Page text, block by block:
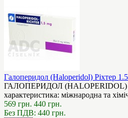
Галоперидол (Haloperidol) Ріхтер
ГАЛОПЕРИДОЛ (HALOPERIDOL)
характеристика: міжнародна та
569 грн. 440 грн.
Без ПДВ: 440 грн.